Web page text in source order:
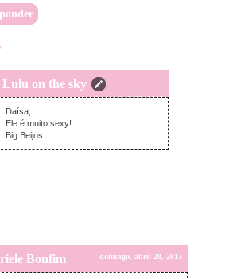
Lulu on the sky
domingo, abril 28, 2013
Daísa,
Ele é muito sexy!
Big Beijos
Bonfim domingo, abril 28, 2013